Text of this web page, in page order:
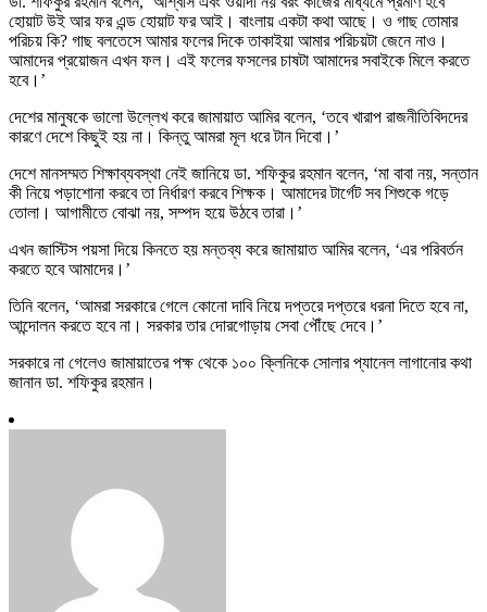
হোয়াট উই আর ফর এন্ড হোয়াট ফর আই। বাংলায় একটা কথা আছে। ও গাছ তোমার
পরিচয় কি? গাছ বলতেসে আমার ফলের দিকে তাকাইয়া আমার পরিচয়টা জেনে নাও।
আমাদের প্রয়োজন এখন ফল। এই ফলের ফসলের চাষটা আমাদের সবাইকে মিলে করতে
হবে।’
দেশের মানুষকে ভালো উল্লেখ করে জামায়াত আমির বলেন, ‘তবে খারাপ রাজনীতিবিদদের
কারণে দেশে কিছুই হয় না। কিন্তু আমরা মূল ধরে টান দিবো।’
দেশে মানসম্মত শিক্ষাব্যবস্থা নেই জানিয়ে ডা. শফিকুর রহমান বলেন, ‘মা বাবা নয়, সন্তান
কী নিয়ে পড়াশোনা করবে তা নির্ধারণ করবে শিক্ষক। আমাদের টার্গেট সব শিশুকে গড়ে
তোলা। আগামীতে বোঝা নয়, সম্পদ হয়ে উঠবে তারা।’
এখন জাস্টিস পয়সা দিয়ে কিনতে হয় মন্তব্য করে জামায়াত আমির বলেন, ‘এর পরিবর্তন
করতে হবে আমাদের।’
তিনি বলেন, ‘আমরা সরকারে গেলে কোনো দাবি নিয়ে দপ্তরে দপ্তরে ধরনা দিতে হবে না,
আন্দোলন করতে হবে না। সরকার তার দোরগোড়ায় সেবা পৌঁছে দেবে।’
সরকারে না গেলেও জামায়াতের পক্ষ থেকে ১০০ ক্লিনিকে সোলার প্যানেল লাগানোর কথা
জানান ডা. শফিকুর রহমান।